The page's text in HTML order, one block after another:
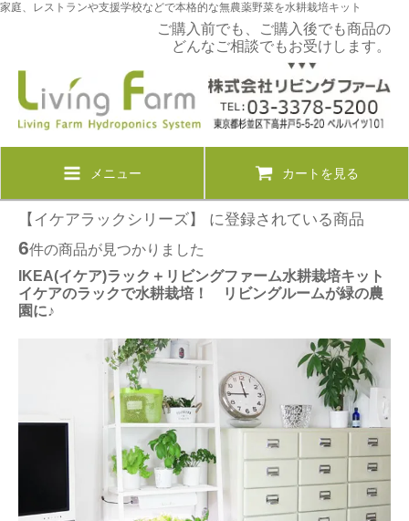
家庭、レストランや支援学校などで本格的な無農薬野菜を水耕栽培キット
ご購入前でも、ご購入後でも商品の
どんなご相談でもお受けします。
メニュー カートを見る
【イケアラックシリーズ】 に登録されている商品
6件の商品が見つかりました
IKEA(イケア)ラック＋リビングファーム水耕栽培キット
イケアのラックで水耕栽培！ リビングルームが緑の農
園に♪